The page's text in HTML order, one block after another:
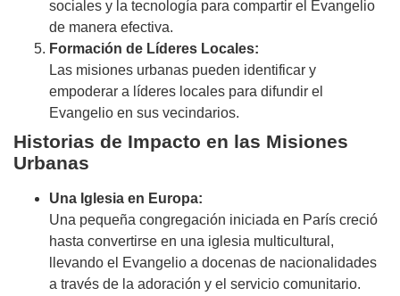
sociales y la tecnología para compartir el Evangelio
de manera efectiva.
Formación de Líderes Locales:
Las misiones urbanas pueden identificar y
empoderar a líderes locales para difundir el
Evangelio en sus vecindarios.
Historias de Impacto en las Misiones
Urbanas
Una Iglesia en Europa:
Una pequeña congregación iniciada en París creció
hasta convertirse en una iglesia multicultural,
llevando el Evangelio a docenas de nacionalidades
a través de la adoración y el servicio comunitario.